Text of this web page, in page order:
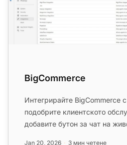
BigCommerce
Интегрирайте BigCommerce
подобрите клиентското
добавите бутон за чат на
Jan 20, 2026 3 мин четене